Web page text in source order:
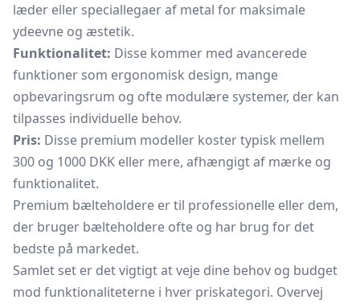
læder eller speciallegaer af metal for maksimale
ydeevne og æstetik.
Funktionalitet: Disse kommer med avancerede
funktioner som ergonomisk design, mange
opbevaringsrum og ofte modulære systemer, der kan
tilpasses individuelle behov.
Pris: Disse premium modeller koster typisk mellem
300 og 1000 DKK eller mere, afhængigt af mærke og
funktionalitet.
Premium bælteholdere er til professionelle eller dem,
der bruger bælteholdere ofte og har brug for det
bedste på markedet.
Samlet set er det vigtigt at veje dine behov og budget
mod funktionaliteterne i hver priskategori. Overvej